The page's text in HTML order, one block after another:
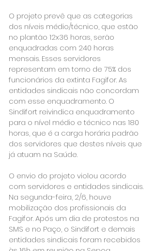
O projeto prevê que as categorias
dos níveis médio/técnico, que estão
no plantão 12x36 horas, serão
enquadradas com 240 horas
mensais. Esses servidores
representam em torno de 75% dos
funcionários da extinta Fagifor. As
entidades sindicais não concordam
com esse enquadramento. O
Sindifort reivindica enquadramento
para o nível médio e técnico nas 180
horas, que é a carga horária padrão
dos servidores que destes níveis que
já atuam na Saúde.
O envio do projeto violou acordo
com servidores e entidades sindicais.
Na segunda-feira, 2/6, houve
mobilização dos profissionais da
Fagifor. Após um dia de protestos na
SMS e no Paço, o Sindifort e demais
entidades sindicais foram recebidos